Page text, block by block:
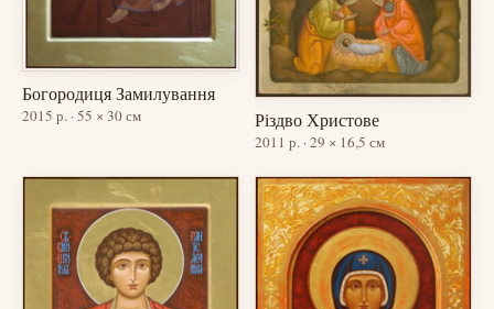
Богородиця Замилування
2015 р. · 55 × 30 см Різдво Христове
2011 р. · 29 × 16,5 см